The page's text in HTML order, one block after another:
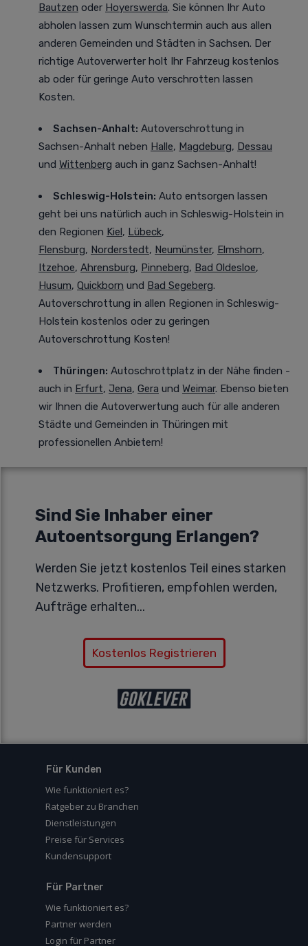
Bautzen oder Hoyerswerda. Sie können Ihr Auto
abholen lassen zum Wunschtermin auch aus allen
anderen Gemeinden und Städten in Sachsen. Der
richtige Autoverwerter holt Ihr Fahrzeug kostenlos
ab oder für geringe Auto verschrotten lassen
Kosten.
Sachsen-Anhalt: Autoverschrottung in
Sachsen-Anhalt neben Halle, Magdeburg, Dessau
und Wittenberg auch in ganz Sachsen-Anhalt!
Schleswig-Holstein: Auto entsorgen lassen
geht bei uns natürlich auch in Schleswig-Holstein in
den Regionen Kiel, Lübeck,
Flensburg, Norderstedt, Neumünster, Elmshorn,
Itzehoe, Ahrensburg, Pinneberg, Bad Oldesloe,
Husum, Quickborn und Bad Segeberg.
Autoverschrottung in allen Regionen in Schleswig-
Holstein kostenlos oder zu geringen
Autoverschrottung Kosten!
Thüringen: Autoschrottplatz in der Nähe finden -
auch in Erfurt, Jena, Gera und Weimar. Ebenso bieten
wir Ihnen die Autoverwertung auch für alle anderen
Städte und Gemeinden in Thüringen mit
professionellen Anbietern!
Sind Sie Inhaber einer
Autoentsorgung Erlangen?
Werden Sie jetzt kostenlos Teil eines starken
Netzwerks. Profitieren, empfohlen werden,
Aufträge erhalten...
Kostenlos Registrieren
Für Kunden
Wie funktioniert es?
Ratgeber zu Branchen
Dienstleistungen
Preise für Services
Kundensupport
Für Partner
Wie funktioniert es?
Partner werden
Login für Partner